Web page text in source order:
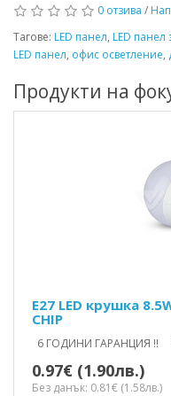
0 отзива /
Тагове: LED панел, LED
LED панел, офис осветление,
Продукти на
E27 LED крушка
CHIP
6 ГОДИНИ ГАРАНЦИЯ !!
0.97€ (1.90лв.)
Без данък: 0.81€ (1.58лв.)